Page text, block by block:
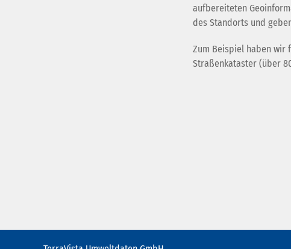
aufbereiteten
des Standorts und
Zum Beispiel haben wir
Straßenkataster (über